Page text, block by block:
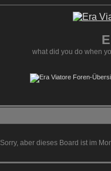
what did you do when
Sorry, aber dieses Board ist im